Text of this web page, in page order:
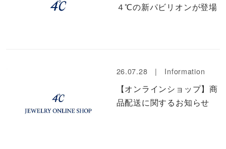
４℃の新パビリオンが登場
26.07.28 | Information
【オンラインショップ】商
品配送に関するお知らせ